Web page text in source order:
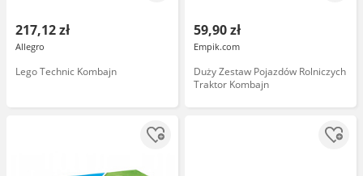
217,12 zł
Allegro
Lego Technic Kombajn
59,90 zł
Empik.com
Duży Zestaw Pojazdów Rolniczych
Traktor Kombajn